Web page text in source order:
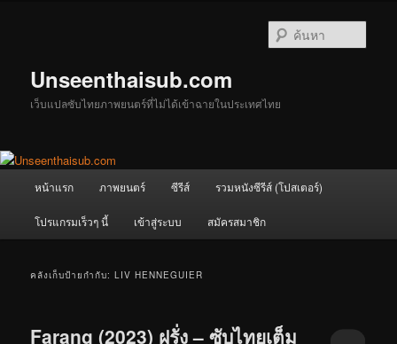
Unseenthaisub.com
เว็บแปลซับไทยภาพยนตร์ที่ไม่ได้เข้าฉายในประเทศไทย
หน้าแรก ภาพยนตร์ ซีรีส์ รวมหนังซีรีส์ (โปสเตอร์)
โปรแกรมเร็วๆ นี้ เข้าสู่ระบบ สมัครสมาชิก
คลังเก็บป้ายกำกับ:LIV HENNEGUIER
Farang (2023) ฝรั่ง – ซับไทยเต็ม